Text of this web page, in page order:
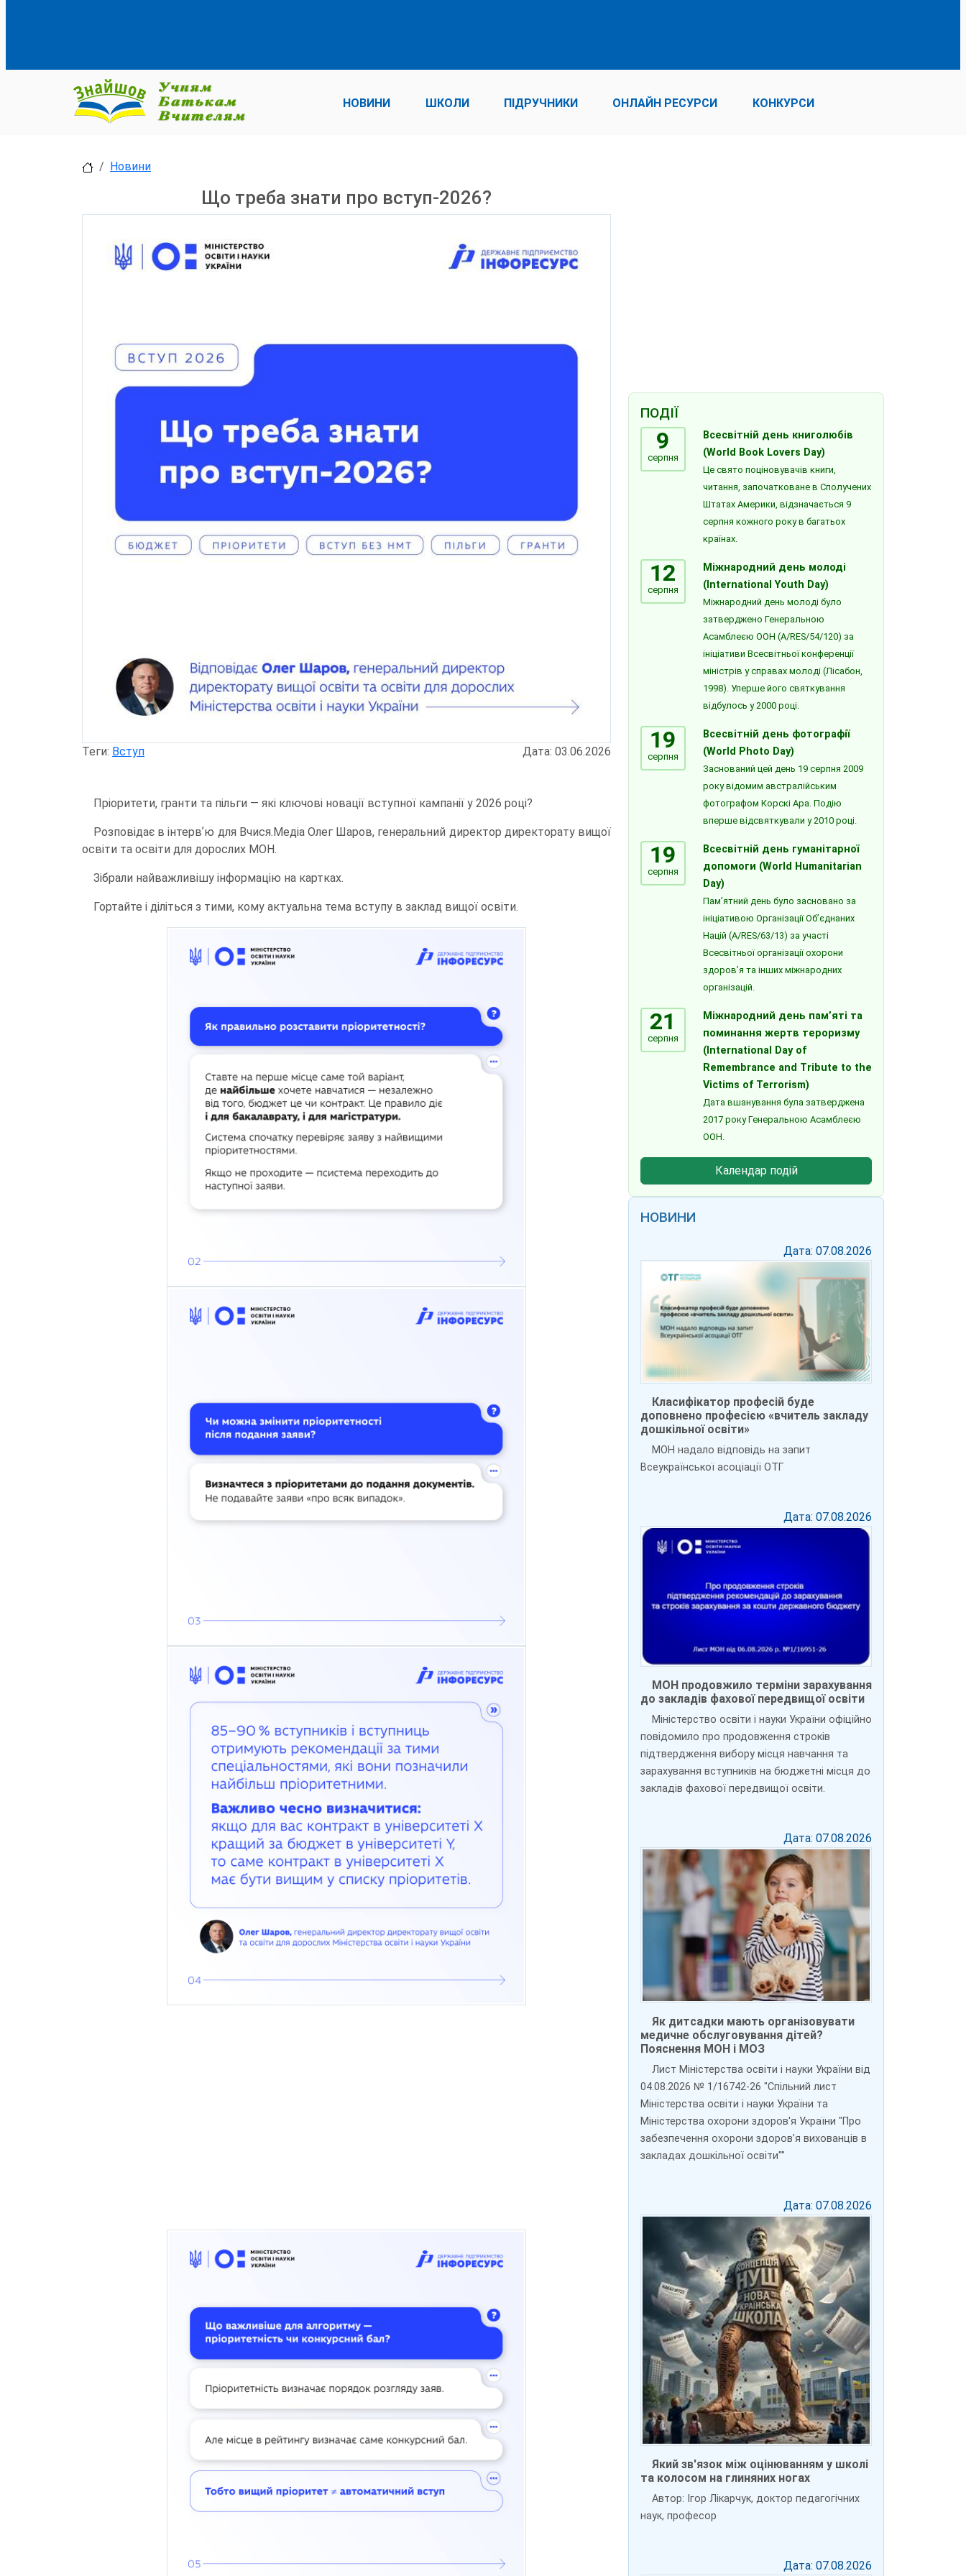
НОВИНИ ШКОЛИ ПІДРУЧНИКИ ОНЛАЙН РЕСУРСИ КОНКУРСИ
Новини
Що треба знати про вступ-2026?
Теги: Вступ Дата: 03.06.2026
Пріоритети, гранти та пільги — які ключові новації вступної кампанії у 2026 році?
Розповідає в інтервʼю для Вчися.Медіа Олег Шаров, генеральний директор директорату вищої
освіти та освіти для дорослих МОН.
Зібрали найважливішу інформацію на картках.
Гортайте і діліться з тими, кому актуальна тема вступу в заклад вищої освіти.
ПОДІЇ
9
серпня
Всесвітній день книголюбів
(World Book Lovers Day)
Це свято поціновувачів книги,
читання, започатковане в Сполучених
Штатах Америки, відзначається 9
серпня кожного року в багатьох
країнах.
12
серпня
Міжнародний день молоді
(International Youth Day)
Міжнародний день молоді було
затверджено Генеральною
Асамблеєю ООН (A/RES/54/120) за
ініціативи Всесвітньої конференції
міністрів у справах молоді (Лісабон,
1998). Уперше його святкування
відбулось у 2000 році.
19
серпня
Всесвітній день фотографії
(World Photo Day)
Заснований цей день 19 серпня 2009
року відомим австралійським
фотографом Корскі Ара. Подію
вперше відсвяткували у 2010 році.
19
серпня
Всесвітній день гуманітарної
допомоги (World Humanitarian
Day)
Пам’ятний день було засновано за
ініціативою Організації Об’єднаних
Націй (A/RES/63/13) за участі
Всесвітньої організації охорони
здоров’я та інших міжнародних
організацій.
21
серпня
Міжнародний день пам’яті та
поминання жертв тероризму
(International Day of
Remembrance and Tribute to the
Victims of Terrorism)
Дата вшанування була затверджена
2017 року Генеральною Асамблеєю
ООН.
Календар подій
НОВИНИ
Дата: 07.08.2026
Класифікатор професій буде
доповнено професією «вчитель закладу
дошкільної освіти»
МОН надало відповідь на запит
Всеукраїнської асоціації ОТГ
Дата: 07.08.2026
МОН продовжило терміни зарахування
до закладів фахової передвищої освіти
Міністерство освіти і науки України офіційно
повідомило про продовження строків
підтвердження вибору місця навчання та
зарахування вступників на бюджетні місця до
закладів фахової передвищої освіти.
Дата: 07.08.2026
Як дитсадки мають організовувати
медичне обслуговування дітей?
Пояснення МОН і МОЗ
Лист Міністерства освіти і науки України від
04.08.2026 № 1/16742-26 "Спільний лист
Міністерства освіти і науки України та
Міністерства охорони здоров'я України "Про
забезпечення охорони здоров’я вихованців в
закладах дошкільної освіти""
Дата: 07.08.2026
Який зв'язок між оцінюванням у школі
та колосом на глиняних ногах
Автор: Ігор Лікарчук, доктор педагогічних
наук, професор
Дата: 07.08.2026